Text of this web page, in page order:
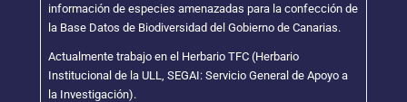
información de especies amenazadas para la confección de
la Base Datos de Biodiversidad del Gobierno de Canarias.
Actualmente trabajo en el Herbario TFC (Herbario
Institucional de la ULL, SEGAI: Servicio General de Apoyo a
la Investigación).